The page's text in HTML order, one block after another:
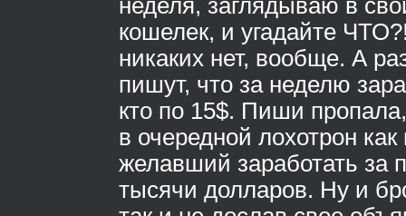
неделя, заглядываю в
кошелек, и угадайте
никаких нет, вообще. А
пишут, что за неделю
кто по 15$. Пиши
в очередной лохотрон
желавший заработать за
тысячи долларов. Ну и